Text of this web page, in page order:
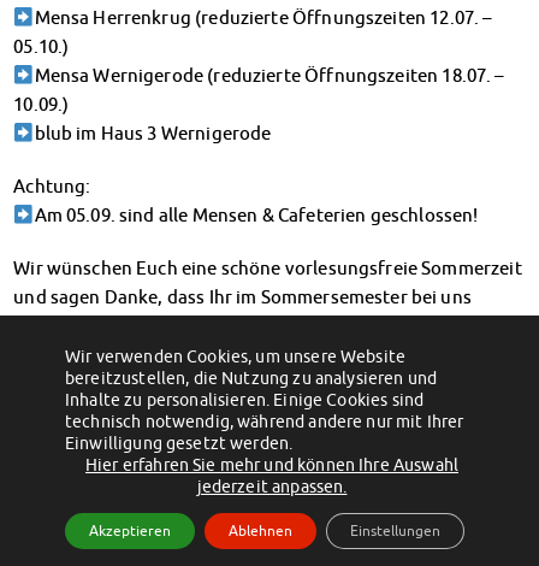
Sozialberatung
Finanzierungsberatung
Rückerstattung Semesterbeitrag
PsychoSoziale Beratung
Kursangebote
Rechtsberatung
Chatberatung
AnsprechpartnerInnen
Beratung für Internationals
Wohnen für Internationals
IKUS und InterKultiTreff
Kulturförderung
Magdeburger Studierendentage
AnsprechpartnerInnen
Mensa Herrenkrug (reduzierte Öffnungszeiten 12.07. –
05.10.)
Mensa Wernigerode (reduzierte Öffnungszeiten 18.07. –
10.09.)
blub im Haus 3 Wernigerode
Achtung:
Am 05.09. sind alle Mensen & Cafeterien geschlossen!
Wir wünschen Euch eine schöne vorlesungsfreie Sommerzeit
und sagen Danke, dass Ihr im Sommersemester bei uns
Wiedersehen – spätestens nach der Sommerpause!
Exciting day trip to the Autostadt in
Wolfsburg
Beratungsangebote in den
Semesterferien
(c) 2012 - 2026 by Studentenwerk Magdeburg - Anstalt des öffentlichen
Rechts
Facebook
Instagram TikTok
Youtube
Wir verwenden Cookies, um unsere Website
bereitzustellen, die Nutzung zu analysieren und
Inhalte zu personalisieren. Einige Cookies sind
technisch notwendig, während andere nur mit Ihrer
Einwilligung gesetzt werden.
Hier erfahren Sie mehr und können Ihre Auswahl
jederzeit anpassen.
Akzeptieren Ablehnen Einstellungen